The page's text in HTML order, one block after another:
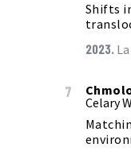
Shifts
2023.
7
Celary